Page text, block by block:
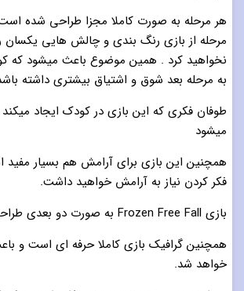
هر مرحله به صورت کاملا مجزا طراحی شده
مرحله از بازی رنگ بندی و چالش هایی یکسان
نخواهید کرد . همین موضوع باعث میشود که
به مرحله بعد شوق و اشتیاق بیشتری داشته
طوفان فکری که این بازی در کودک ایجاد میکند
میشود
همچنین این بازی برای آرامش هم بسیار مفید
فکر کردن نیاز به آرامش خواهید داشت.
بازی Frozen Free Fall به صورت دو بعدی طراحی شده است .
همچنین گرافیک بازی کاملا حرفه ای است و
خواهد شد.